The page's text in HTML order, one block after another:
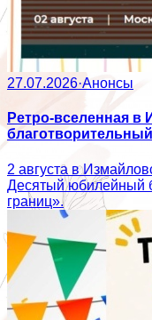
27.07.2026·Анонсы
Ретро-вселенная в
2 августа в
Десятый юбилейный
границ».